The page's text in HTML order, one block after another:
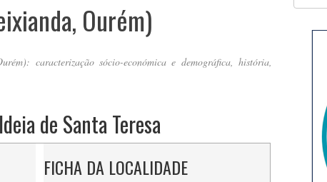
Ourém)
caracterização sócio-económica e demográfica, história,
de Santa Teresa
FICHA DA LOCALIDADE